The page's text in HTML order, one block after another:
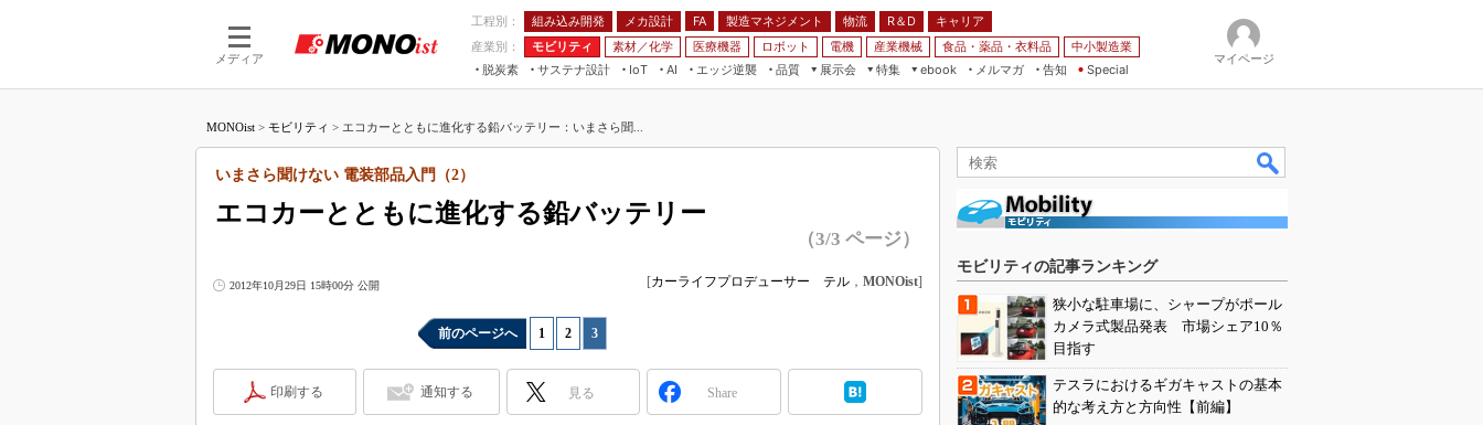
メディア
工程別： 組み込み開発 メカ設計 FA 製造マネジメント 物流 R＆D
キャリア
産業別：
モビリティ 素材／化学 医療機器 ロボット 電機 産業機械 食品・薬品・衣料品
中小製造業
脱炭素
サステナ設計
IoT
つながる工場
つながるサービス
AI
AI×設備保全
エッジ逆襲 品質
展示会
JIMTOF
IIFES
ジャパンモビリティショー
TECHNO-FRONTIER
人テク展
スマート工場EXPO
EdgeTech+
特集
フィールドサービス
Windows Embedded
車載ソフト開発
ebook
メルマガ
告知 Special
マイページ
MONOist > モビリティ > エコカーとともに進化する鉛バッテリー：いまさら聞...
エコカーとともに進化する鉛バッテリー
いまさら聞けない 電装部品入門（2）
（3/3 ページ）
2012年10月29日 15時00分 公開 [カーライフプロデューサー テル ， MONOist]
前のページへ 1 2 3
印刷する 通知する 見る Share
モビリティの記事ランキング
狭小な駐車場に、シャープがポール
カメラ式製品発表 市場シェア10％
目指す
テスラにおけるギガキャストの基本
的な考え方と方向性【前編】